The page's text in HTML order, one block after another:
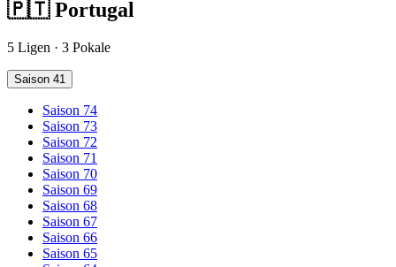
🇵🇹 Portugal
5 Ligen · 3 Pokale
Saison 41
Saison 74
Saison 73
Saison 72
Saison 71
Saison 70
Saison 69
Saison 68
Saison 67
Saison 66
Saison 65